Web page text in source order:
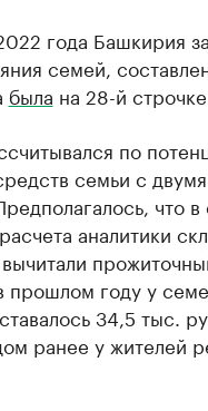
года Башкирия
семей,
была на 28-й строчке.
по
семьи с
что
аналитики
прошлом году у
34,5 тыс.
ранее у жителей